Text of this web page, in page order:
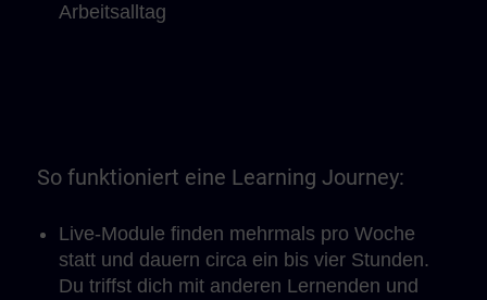
Arbeitsalltag
So funktioniert eine Learning Journey:
Live-Module finden mehrmals pro Woche
statt und dauern circa ein bis vier Stunden.
Du triffst dich mit anderen Lernenden und